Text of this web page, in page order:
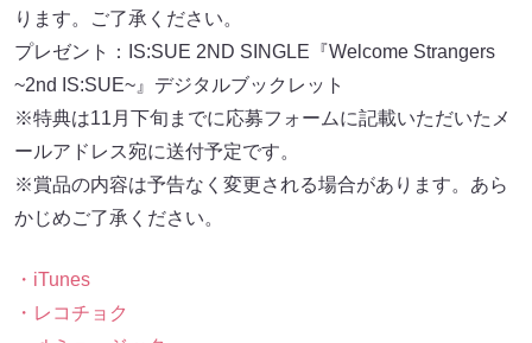
ります。ご了承ください。
プレゼント：IS:SUE 2ND SINGLE『Welcome Strangers
~2nd IS:SUE~』デジタルブックレット
※特典は11月下旬までに応募フォームに記載いただいたメ
ールアドレス宛に送付予定です。
※賞品の内容は予告なく変更される場合があります。あら
かじめご了承ください。
・iTunes
・レコチョク